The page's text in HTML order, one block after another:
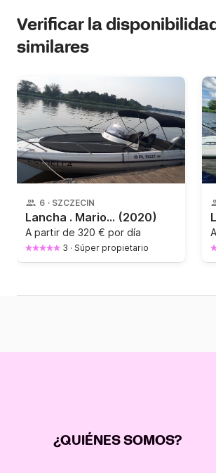
Verificar la
similares
6 · SZCZECIN
Lancha . Marion 630 115CV (2020)
A partir de 320 € por día
3 · Súper propietario
¿QUIÉNES SOMOS?